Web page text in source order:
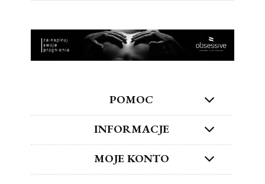
POMOC
INFORMACJE
MOJE KONTO